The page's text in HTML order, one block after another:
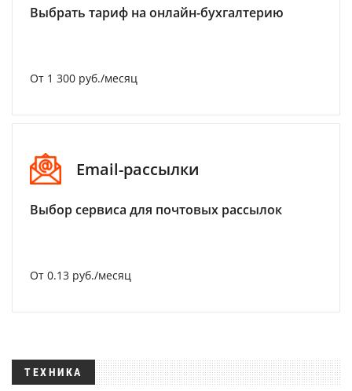
Выбрать тариф на онлайн-бухгалтерию
От 1 300 руб./месяц
Email-рассылки
Выбор сервиса для почтовых рассылок
От 0.13 руб./месяц
ТЕХНИКА